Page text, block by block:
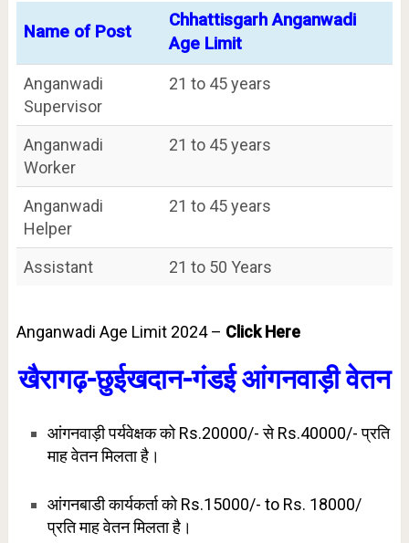
Name of Post
Chhattisgarh Anganwadi
Age Limit
Anganwadi
Supervisor
21 to 45 years
Anganwadi
Worker
21 to 45 years
Anganwadi
Helper
21 to 45 years
Assistant 21 to 50 Years
Anganwadi Age Limit 2024 – Click Here
खैरागढ़-छुईखदान-गंडई आंगनवाड़ी वेतन
आंगनवाड़ी पर्यवेक्षक को Rs.20000/- से Rs.40000/- प्रति
माह वेतन मिलता है।
आंगनबाडी कार्यकर्ता को Rs.15000/- to Rs. 18000/
प्रति माह वेतन मिलता है।